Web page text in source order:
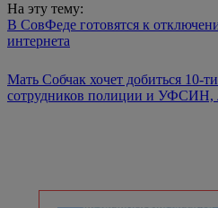
На эту тему:
В СовФеде готовятся к
интернета
Мать Собчак хочет добиться 10-
сотрудников полиции и